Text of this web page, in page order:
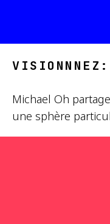
Michael Oh
une sphère